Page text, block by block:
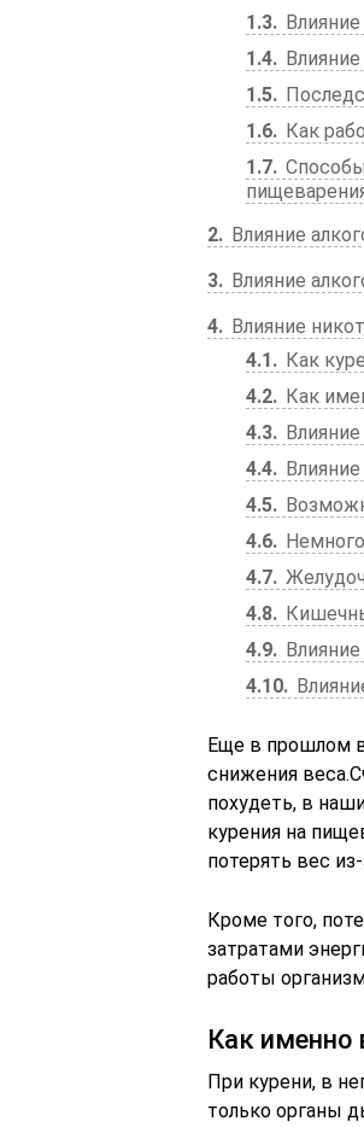
1.3
1.4
1.5
1.6
Как
1.7
2
Влияние
3
Влияние
4
Влияние
4.1
Как
4.2
Как
4.3
4.4
4.5
4.6
4.7
4.8
4.9
4.10
Еще в прошлом
снижения
похудеть, в
курения на
потерять вес
Кроме того,
затратами
работы
Как именно
При курени, в
только органы